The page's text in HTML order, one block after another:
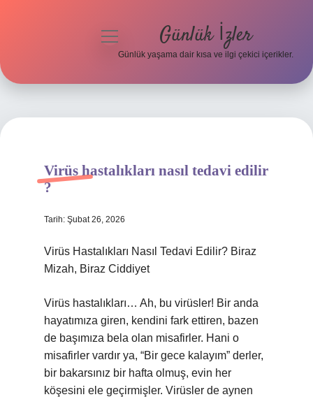
Hakkımızda
menüyü
Günlük İzler
Günlük yaşama dair kısa ve ilgi çekici içerikler.
Virüs hastalıkları nasıl tedavi edilir
?
Tarih: Şubat 26, 2026
Virüs Hastalıkları Nasıl Tedavi Edilir? Biraz
Mizah, Biraz Ciddiyet
Virüs hastalıkları… Ah, bu virüsler! Bir anda
hayatımıza giren, kendini fark ettiren, bazen
de başımıza bela olan misafirler. Hani o
misafirler vardır ya, “Bir gece kalayım” derler,
bir bakarsınız bir hafta olmuş, evin her
köşesini ele geçirmişler. Virüsler de aynen